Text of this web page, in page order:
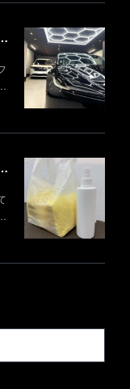
｜技術交流と情報共有
ニューアルしました！